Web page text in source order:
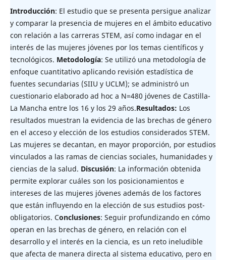
Introducción: El estudio que se presenta persigue analizar
y comparar la presencia de mujeres en el ámbito educativo
con relación a las carreras STEM, así como indagar en el
interés de las mujeres jóvenes por los temas científicos y
tecnológicos. Metodología: Se utilizó una metodología de
enfoque cuantitativo aplicando revisión estadística de
fuentes secundarias (SIIU y UCLM); se administró un
cuestionario elaborado ad hoc a N=480 jóvenes de Castilla-
La Mancha entre los 16 y los 29 años.Resultados: Los
resultados muestran la evidencia de las brechas de género
en el acceso y elección de los estudios considerados STEM.
Las mujeres se decantan, en mayor proporción, por estudios
vinculados a las ramas de ciencias sociales, humanidades y
ciencias de la salud. Discusión: La información obtenida
permite explorar cuáles son los posicionamientos e
intereses de las mujeres jóvenes además de los factores
que están influyendo en la elección de sus estudios post-
obligatorios. Conclusiones: Seguir profundizando en cómo
operan en las brechas de género, en relación con el
desarrollo y el interés en la ciencia, es un reto ineludible
que afecta de manera directa al sistema educativo, pero en